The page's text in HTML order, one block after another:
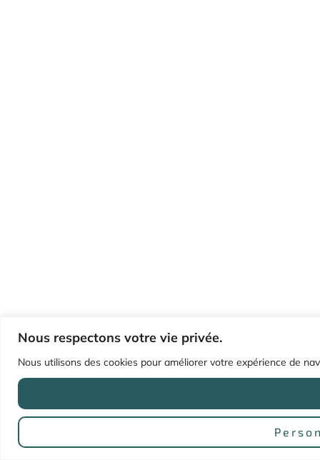
Nous respectons votre vie privée.
Nous utilisons des cookies pour améliorer votre expérience de